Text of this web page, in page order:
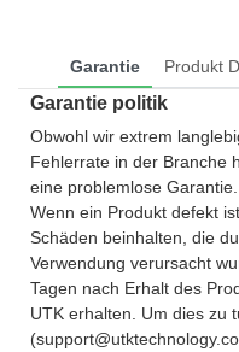
Garantie Produkt
Garantie politik
Obwohl wir extrem
Fehlerrate in der Branche
eine problemlose Garantie.
Wenn ein Produkt defekt
Schäden beinhalten, die
Verwendung verursacht
Tagen nach Erhalt des
UTK erhalten. Um dies zu